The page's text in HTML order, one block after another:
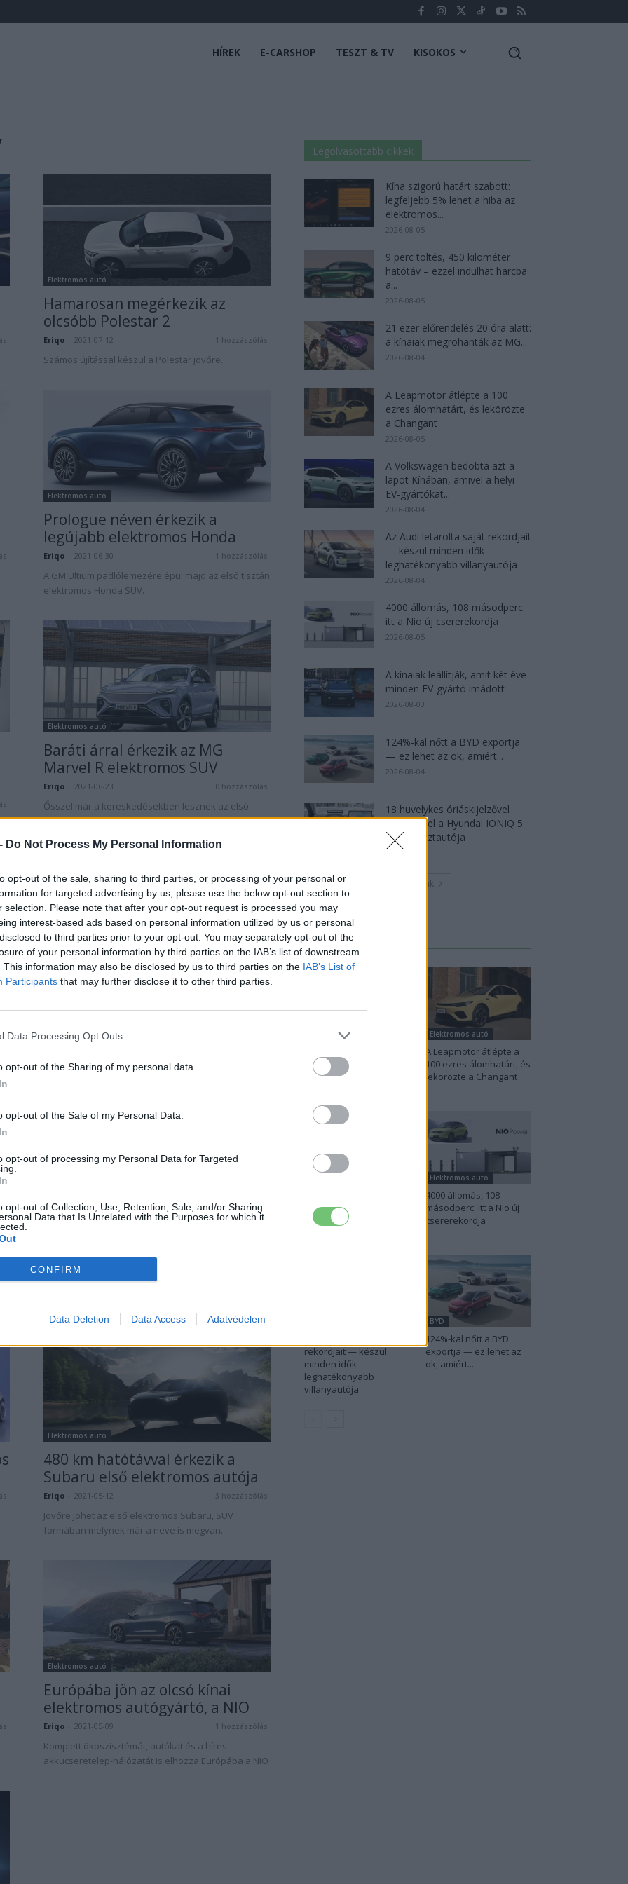
Do Not Process My Personal Information
opt-out of the sale, sharing to third parties, or processing of your personal or
for targeted advertising by us, please use the below opt-out section to
selection. Please note that after your opt-out request is processed you may
interest-based ads based on personal information utilized by us or personal
to third parties prior to your opt-out. You may separately opt-out of the
of your personal information by third parties on the IAB’s list of downstream
This information may also be disclosed by us to third parties on the IAB’s List of
Participants that may further disclose it to other third parties.
Data Processing Opt Outs
opt-out of the Sharing of my personal data.
opt-out of the Sale of my Personal Data.
opt-out of processing my Personal Data for Targeted
opt-out of Collection, Use, Retention, Sale, and/or Sharing
Data that Is Unrelated with the Purposes for which it
CONFIRM
Data Deletion Data Access Adatvédelem
HÍREK E-CARSHOP TESZT & TV KISOKOS
Elektromos autó
Hamarosan megérkezik az
olcsóbb Polestar 2
Eriqo 2021-07-12 1 hozzászólás
Számos újítással készül a Polestar jövőre.
Elektromos autó
Prologue néven érkezik a
legújabb elektromos Honda
Eriqo 2021-06-30 1 hozzászólás
A GM Ultium padlólemezére épül majd az első tisztán
elektromos Honda SUV.
Elektromos autó
Baráti árral érkezik az MG
Marvel R elektromos SUV
Eriqo 2021-06-23 0 hozzászólás
Ősszel már a kereskedésekben lesznek az első
Marvel R elektromos SUV-k.
Elektromos autó
az első elektromos SsangYong
Eriqo - 2021-06-16
elektromos SsangYong.
Elektromos autó
Rengeteg új elektromos Ford
Eriqo - 2021-05-27
Jöhet a tisztán elektromos Ford Explorer, Bronco és
Elektromos autó
480 km hatótávval érkezik a
Subaru első elektromos autója
Eriqo 2021-05-12 3 hozzászólás
Jövőre jöhet az első elektromos Subaru, SUV
formában melynek már a neve is megvan.
Elektromos autó
Európába jön az olcsó kínai
elektromos autógyártó, a NIO
Eriqo 2021-05-09 1 hozzászólás
Komplett ökoszisztémát, autókat és a híres
akkucseretelep-hálózatát is elhozza Európába a NIO
Legolvasottabb cikkek
Kína szigorú határt szabott:
legfeljebb 5% lehet a hiba az
elektromos...
2026-08-05
9 perc töltés, 450 kilométer
hatótáv – ezzel indulhat harcba
a...
2026-08-05
21 ezer előrendelés 20 óra alatt:
a kínaiak megrohanták az MG...
2026-08-04
A Leapmotor átlépte a 100
ezres álomhatárt, és lekörözte
a Changant
2026-08-05
A Volkswagen bedobta azt a
lapot Kínában, amivel a helyi
EV-gyártókat...
2026-08-04
Az Audi letarolta saját rekordjait
— készül minden idők
leghatékonyabb villanyautója
2026-08-04
4000 állomás, 108 másodperc:
itt a Nio új csererekordja
2026-08-05
A kínaiak leállítják, amit két éve
minden EV-gyártó imádott
2026-08-03
124%-kal nőtt a BYD exportja
— ez lehet az ok, amiért...
2026-08-04
18 hüvelykes óriáskijelzővel
bukkant fel a Hyundai IONIQ 5
titkos tesztautója
2026-08-03
Továbbiak
Legutolsó cikkek
Elektromos autó
szabott: legfeljebb 5%
lehet a hiba az
Elektromos autó
A Leapmotor átlépte a
100 ezres álomhatárt, és
lekörözte a Changant
kilométer hatótáv –
ezzel indulhat harcba
Elektromos autó
4000 állomás, 108
másodperc: itt a Nio új
csererekordja
rekordjait — készül
minden idők
leghatékonyabb
villanyautója
BYD
124%-kal nőtt a BYD
exportja — ez lehet az
ok, amiért...